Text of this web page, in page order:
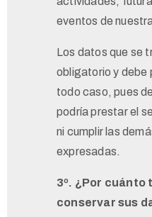
eventos de
Los datos que se
obligatorio y debe
todo caso, pues
podría prestar el
ni cumplir las
expresadas.
3º. ¿Por cuánto
conservar sus